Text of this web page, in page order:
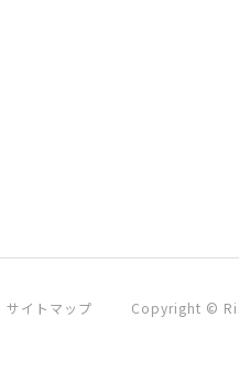
サイトマップ Copyright ©